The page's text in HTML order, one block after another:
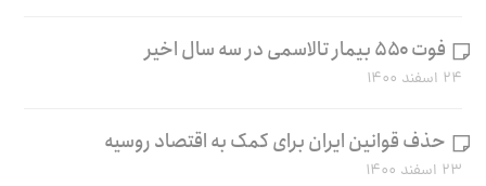
فوت ۵۵۰ بیمار تالاسمی در سه سال اخیر
۲۴ اسفند ۱۴۰۰
حذف قوانین ایران برای کمک به اقتصاد روسیه
۲۳ اسفند ۱۴۰۰